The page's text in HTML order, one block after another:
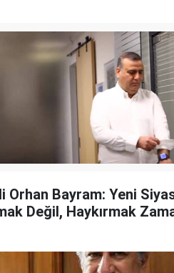
Orhan Bayram: Yeni
Değil, Haykırmak